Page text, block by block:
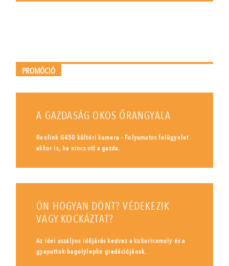
PROMÓCIÓ
A GAZDASÁG OKOS ŐRANGYALA
Reolink G450 kültéri kamera - Folyamatos felügyelet
akkor is, ha nincs ott a gazda.
ÖN HOGYAN DÖNT? VÉDEKEZIK
VAGY KOCKÁZTAT?
Az idei aszályos időjárás kedvez a kukoricamoly és a
gyapottok-bagolylepke gradációjának.